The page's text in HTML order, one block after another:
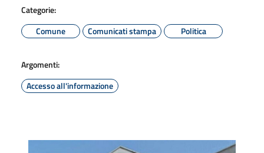
Categorie:
Comune
Comunicati stampa Politica
Argomenti:
Accesso all'informazione